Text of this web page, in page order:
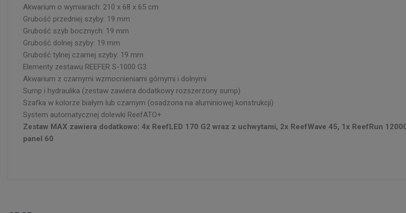
Akwarium o wymiarach: 210 x 68 x 65 cm
Grubość przedniej szyby: 19 mm
Grubość szyb bocznych: 19 mm
Grubość dolnej szyby: 19 mm
Grubość tylnej czarnej szyby: 19 mm
Elementy zestawu REEFER S-1000 G3:
Akwarium z czarnymi wzmocnieniami górnymi i dolnymi
Sump i hydraulika (zestaw zawiera dodatkowy rozszerzony sump)
Szafka w kolorze białym lub czarnym (osadzona na aluminiowej konstrukcji)
System automatycznej dolewki ReefATO+
Zestaw MAX zawiera dodatkowo: 4x ReefLED 170 G2 wraz z uchwytami, 2x ReefWave 45, 1x ReefRun
panel 60